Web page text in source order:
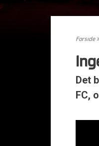
Forside
Det
FC,